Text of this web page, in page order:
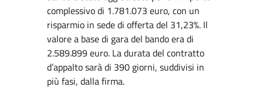
complessivo di 1.781.073 euro, con un
risparmio in sede di offerta del 31,23%. Il
valore a base di gara del bando era di
2.589.899 euro. La durata del contratto
d’appalto sarà di 390 giorni, suddivisi in
più fasi, dalla firma.